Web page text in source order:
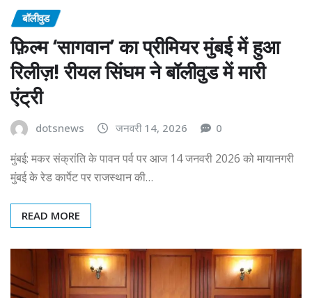
बॉलीवुड
फ़िल्म ‘सागवान’ का प्रीमियर मुंबई में हुआ
रिलीज़! रीयल सिंघम ने बॉलीवुड में मारी
एंट्री
dotsnews जनवरी 14, 2026 0
मुंबई: मकर संक्रांति के पावन पर्व पर आज 14 जनवरी 2026 को मायानगरी
मुंबई के रेड कार्पेट पर राजस्थान की…
READ MORE